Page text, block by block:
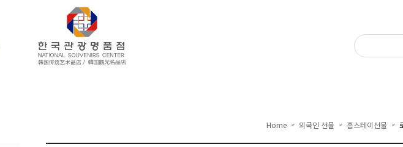
Home > 외국인 선물 > 홈스테이선물 >